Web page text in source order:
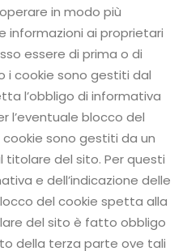
in modo più
informazioni ai proprietari
essere di prima o di
i cookie sono gestiti dal
l’obbligo di informativa
l’eventuale blocco del
sono gestiti da un
del sito. Per questi
e dell’indicazione delle
del cookie spetta alla
del sito è fatto obbligo
della terza parte ove tali